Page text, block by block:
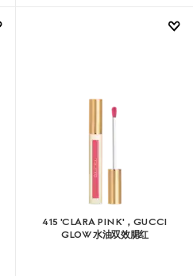
415 'CLARA PINK'，GUCCI
GLOW 水油双效腮红